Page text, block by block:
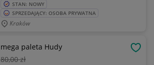
STAN: NOWY
SPRZEDAJĄCY: OSOBA PRYWATNA
Kraków
mega paleta Hudy
80,00 zł